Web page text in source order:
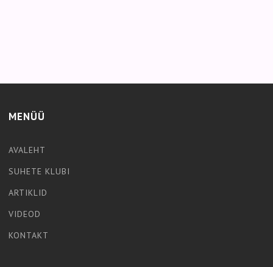
MENÜÜ
AVALEHT
SUHETE KLUBI
ARTIKLID
VIDEOD
KONTAKT